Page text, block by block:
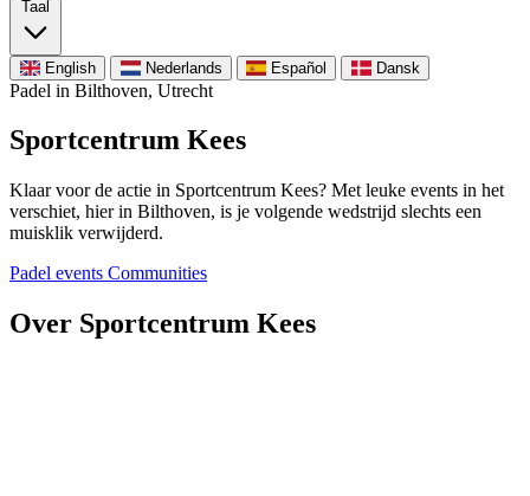
Taal
English Nederlands Español Dansk
Padel in Bilthoven, Utrecht
Sportcentrum Kees
Klaar voor de actie in Sportcentrum Kees? Met leuke events in het
verschiet, hier in Bilthoven, is je volgende wedstrijd slechts een
muisklik verwijderd.
Padel events Communities
Over Sportcentrum Kees